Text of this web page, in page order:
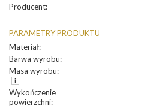
Producent:
PARAMETRY PRODUKTU
Materiał:
Barwa wyrobu:
Masa wyrobu:
Wykończenie
powierzchni: